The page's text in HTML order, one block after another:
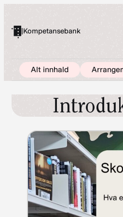
innhold
|Kompetansebank
Alt innhald